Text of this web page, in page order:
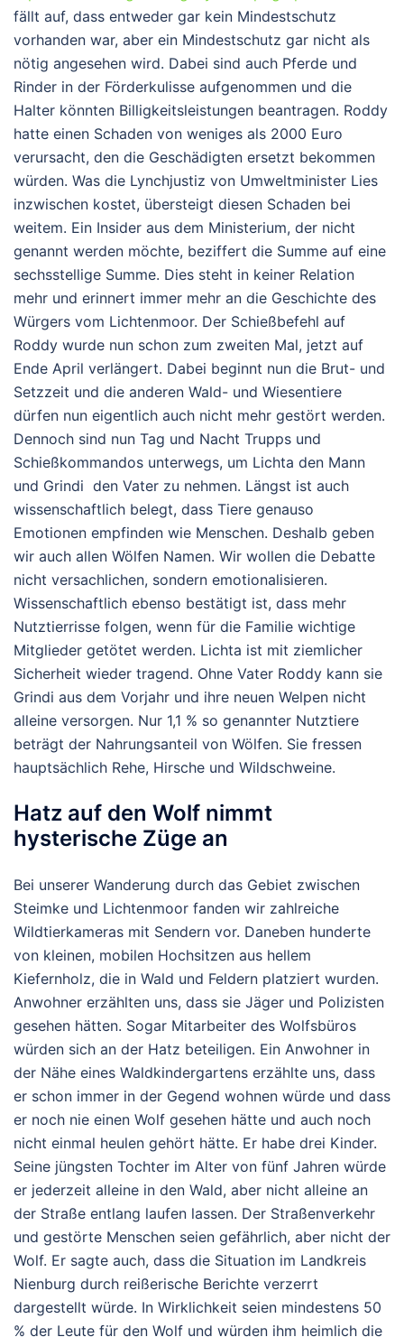
fällt auf, dass entweder gar kein Mindestschutz
vorhanden war, aber ein Mindestschutz gar nicht als
nötig angesehen wird. Dabei sind auch Pferde und
Rinder in der Förderkulisse aufgenommen und die
Halter könnten Billigkeitsleistungen beantragen. Roddy
hatte einen Schaden von weniges als 2000 Euro
verursacht, den die Geschädigten ersetzt bekommen
würden. Was die Lynchjustiz von Umweltminister Lies
inzwischen kostet, übersteigt diesen Schaden bei
weitem. Ein Insider aus dem Ministerium, der nicht
genannt werden möchte, beziffert die Summe auf eine
sechsstellige Summe. Dies steht in keiner Relation
mehr und erinnert immer mehr an die Geschichte des
Würgers vom Lichtenmoor. Der Schießbefehl auf
Roddy wurde nun schon zum zweiten Mal, jetzt auf
Ende April verlängert. Dabei beginnt nun die Brut- und
Setzzeit und die anderen Wald- und Wiesentiere
dürfen nun eigentlich auch nicht mehr gestört werden.
Dennoch sind nun Tag und Nacht Trupps und
Schießkommandos unterwegs, um Lichta den Mann
und Grindi den Vater zu nehmen. Längst ist auch
wissenschaftlich belegt, dass Tiere genauso
Emotionen empfinden wie Menschen. Deshalb geben
wir auch allen Wölfen Namen. Wir wollen die Debatte
nicht versachlichen, sondern emotionalisieren.
Wissenschaftlich ebenso bestätigt ist, dass mehr
Nutztierrisse folgen, wenn für die Familie wichtige
Mitglieder getötet werden. Lichta ist mit ziemlicher
Sicherheit wieder tragend. Ohne Vater Roddy kann sie
Grindi aus dem Vorjahr und ihre neuen Welpen nicht
alleine versorgen. Nur 1,1 % so genannter Nutztiere
beträgt der Nahrungsanteil von Wölfen. Sie fressen
hauptsächlich Rehe, Hirsche und Wildschweine.
Hatz auf den Wolf nimmt
hysterische Züge an
Bei unserer Wanderung durch das Gebiet zwischen
Steimke und Lichtenmoor fanden wir zahlreiche
Wildtierkameras mit Sendern vor. Daneben hunderte
von kleinen, mobilen Hochsitzen aus hellem
Kiefernholz, die in Wald und Feldern platziert wurden.
Anwohner erzählten uns, dass sie Jäger und Polizisten
gesehen hätten. Sogar Mitarbeiter des Wolfsbüros
würden sich an der Hatz beteiligen. Ein Anwohner in
der Nähe eines Waldkindergartens erzählte uns, dass
er schon immer in der Gegend wohnen würde und dass
er noch nie einen Wolf gesehen hätte und auch noch
nicht einmal heulen gehört hätte. Er habe drei Kinder.
Seine jüngsten Tochter im Alter von fünf Jahren würde
er jederzeit alleine in den Wald, aber nicht alleine an
der Straße entlang laufen lassen. Der Straßenverkehr
und gestörte Menschen seien gefährlich, aber nicht der
Wolf. Er sagte auch, dass die Situation im Landkreis
Nienburg durch reißerische Berichte verzerrt
dargestellt würde. In Wirklichkeit seien mindestens 50
% der Leute für den Wolf und würden ihm heimlich die